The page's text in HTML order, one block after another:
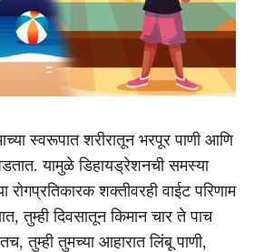
स्वरूपात शरीरातून भरपूर पाणी आणि
यामुळे डिहायड्रेशनची समस्या
रोगप्रतिकारक शक्तीवरही वाईट परिणाम
तुम्ही दिवसातून किमान चार ते पाच
तुम्ही तुमच्या आहारात लिंबू पाणी,